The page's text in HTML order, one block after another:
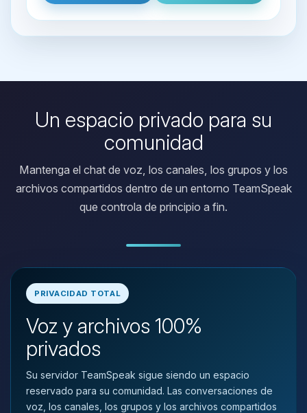
Un espacio privado para su
comunidad
Mantenga el chat de voz, los canales, los grupos y los
archivos compartidos dentro de un entorno TeamSpeak
que controla de principio a fin.
PRIVACIDAD TOTAL
Voz y archivos 100%
privados
Su servidor TeamSpeak sigue siendo un espacio
reservado para su comunidad. Las conversaciones de
voz, los canales, los grupos y los archivos compartidos
Yupi, por fin alguien con quien
hablar! Soy Choupy, tu pequeno
asistente de BoxToPlay. Cuentame
que necesitas y moveré mis
pequenos circuitos para ayudarte.
09/08/2026 10:02